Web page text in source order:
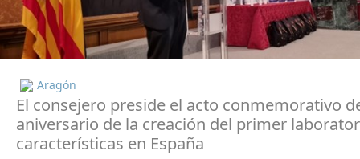
Aragón
El consejero preside el acto conmemorativo
aniversario de la creación del primer
características en España